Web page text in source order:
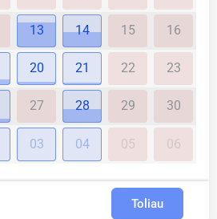
13 14 15 16
20 21 22 23
27 28 29 30
03 04 05 06
Toliau